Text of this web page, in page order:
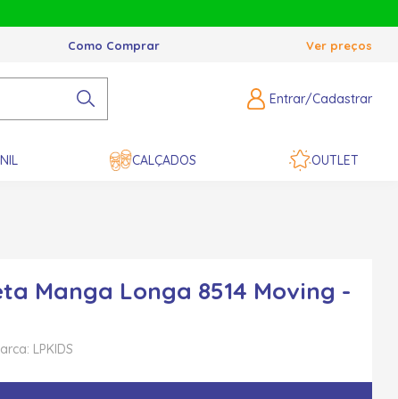
Como Comprar Ver preços
Entrar/Cadastrar
CALÇADOS OUTLET
Manga Longa 8514 Moving -
LPKIDS